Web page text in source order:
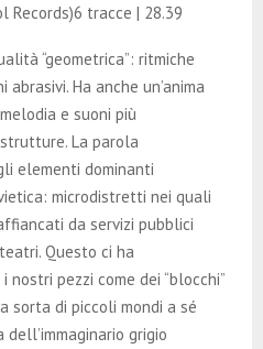
Records)6 tracce | 28.39
“geometrica”: ritmiche
Ha anche un’anima
e suoni più
La parola
elementi dominanti
microdistretti nei quali
da servizi pubblici
Questo ci ha
pezzi come dei “blocchi”
sorta di piccoli mondi a sé
grigio